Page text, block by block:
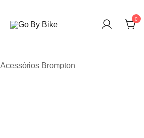
0
Acessórios Brompton